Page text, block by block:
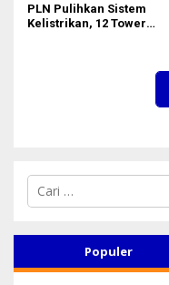
PLN Pulihkan Sistem
Kelistrikan, 12 Tower
C
i
n
Populer